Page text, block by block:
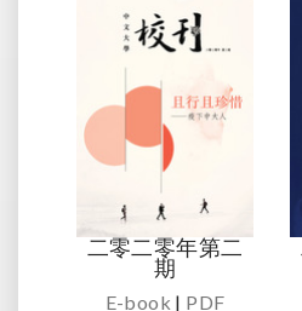
二零二零年第二
期
E-book | PDF